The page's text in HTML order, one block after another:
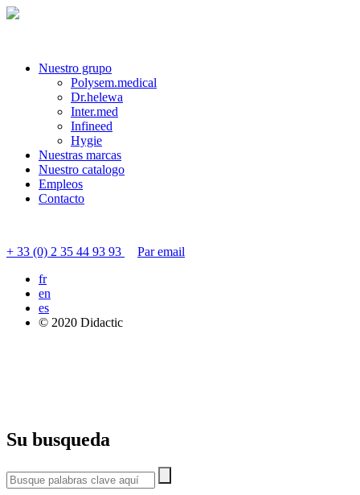
Nuestro grupo
Polysem.medical
Dr.helewa
Inter.med
Infineed
Hygie
Nuestras marcas
Nuestro catalogo
Empleos
Contacto
+ 33 (0) 2 35 44 93 93
Par email
fr
en
es
© 2020 Didactic
Su busqueda